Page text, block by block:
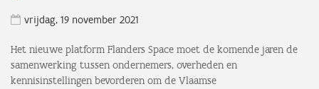
vrijdag, 19 november 2021
Het nieuwe platform Flanders Space moet de komende jaren de
samenwerking tussen ondernemers, overheden en
kennisinstellingen bevorderen om de Vlaamse